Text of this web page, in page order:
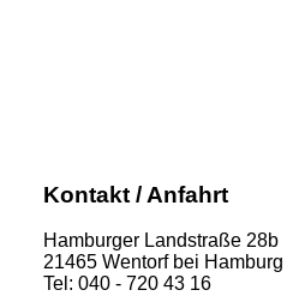
Kontakt / Anfahrt
Hamburger Landstraße 28b
21465 Wentorf bei Hamburg
Tel: 040 - 720 43 16